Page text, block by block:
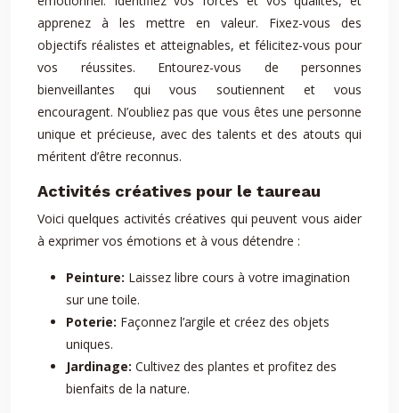
apprenez à les mettre en valeur. Fixez-vous des
objectifs réalistes et atteignables, et félicitez-vous pour
vos réussites. Entourez-vous de personnes
bienveillantes qui vous soutiennent et vous
encouragent. N’oubliez pas que vous êtes une personne
unique et précieuse, avec des talents et des atouts qui
méritent d’être reconnus.
Activités créatives pour le taureau
Voici quelques activités créatives qui peuvent vous aider
à exprimer vos émotions et à vous détendre :
Peinture: Laissez libre cours à votre imagination
sur une toile.
Poterie: Façonnez l’argile et créez des objets
uniques.
Jardinage: Cultivez des plantes et profitez des
bienfaits de la nature.